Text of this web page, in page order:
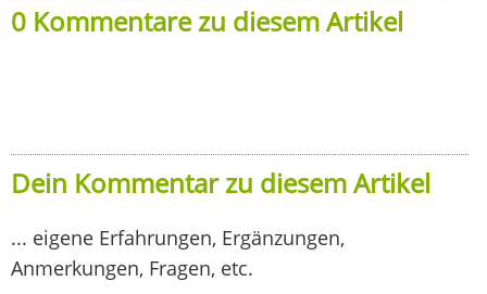
0 Kommentare zu diesem Artikel
Dein Kommentar zu diesem Artikel
... eigene Erfahrungen, Ergänzungen,
Anmerkungen, Fragen, etc.